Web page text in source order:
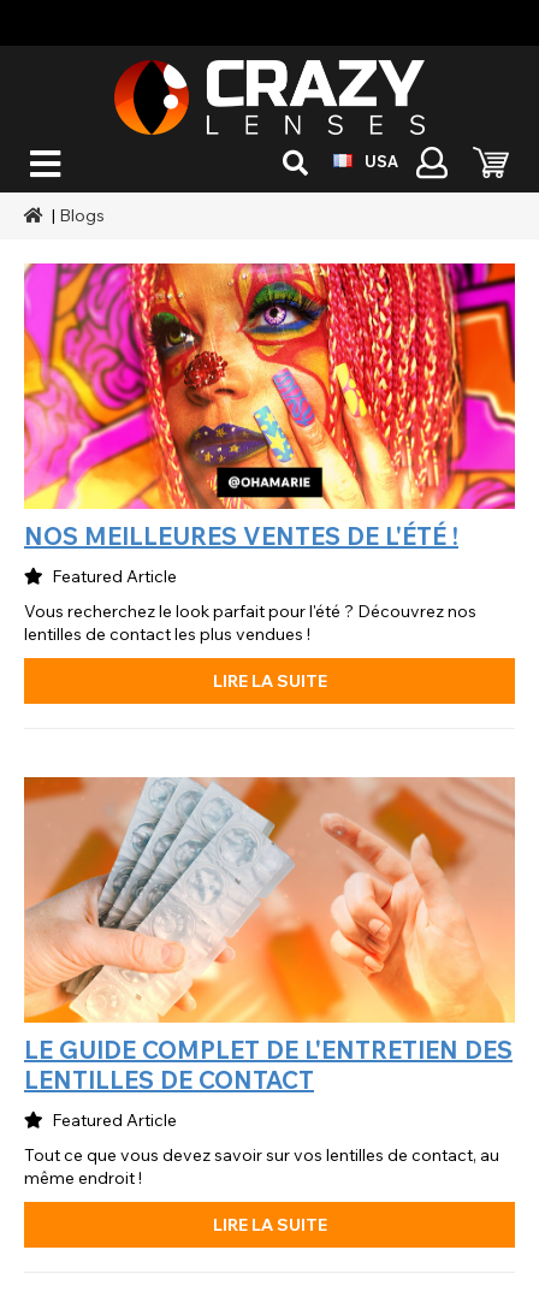
USA
| Blogs
NOS MEILLEURES VENTES DE L'ÉTÉ !
Featured Article
Vous recherchez le look parfait pour l'été ? Découvrez nos
lentilles de contact les plus vendues !
LIRE LA SUITE
LE GUIDE COMPLET DE L'ENTRETIEN DES
LENTILLES DE CONTACT
Featured Article
Tout ce que vous devez savoir sur vos lentilles de contact, au
même endroit !
LIRE LA SUITE